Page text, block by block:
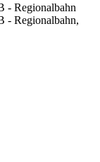
- Regionalbahn
- Regionalbahn,